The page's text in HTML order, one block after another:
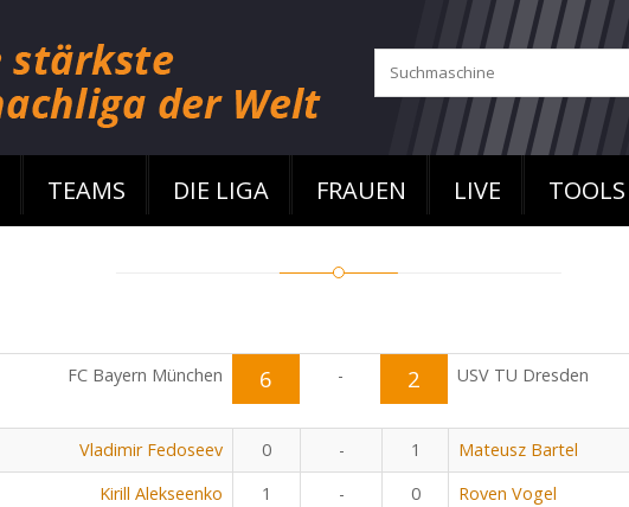
TEAMS DIE LIGA FRAUEN LIVE TOOLS
FC Bayern München 6 - 2 USV TU Dresden
Vladimir Fedoseev 0 - 1 Mateusz Bartel
Kirill Alekseenko 1 - 0 Roven Vogel